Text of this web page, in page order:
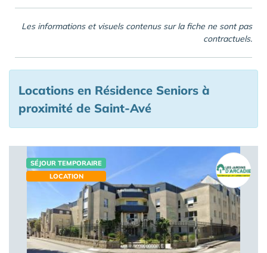
Les informations et visuels contenus sur la fiche ne sont pas
contractuels.
Locations en Résidence Seniors à
proximité de Saint-Avé
SÉJOUR TEMPORAIRE
LOCATION